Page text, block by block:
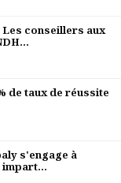
conseillers aux
de taux de réussite
s'engage à